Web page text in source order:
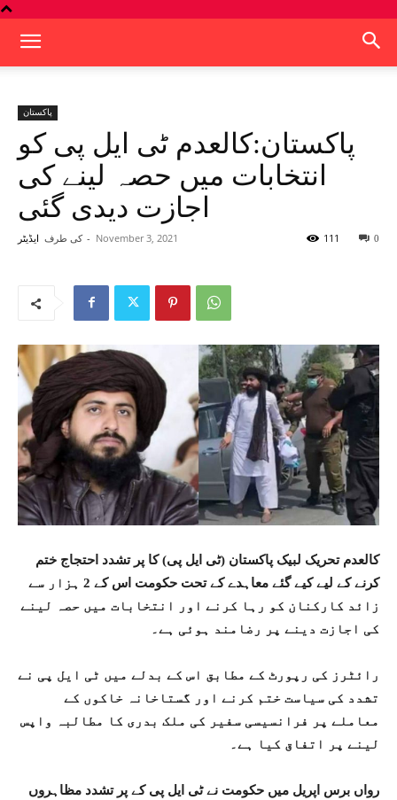
پاکستان
پاکستان:کالعدم ٹی ایل پی کو
انتخابات میں حصہ لینے کی
اجازت دیدی گئی
کی طرف ایڈیٹر - November 3, 2021 0
111
کالعدم تحریک لبیک پاکستان (ٹی ایل پی) کا پر تشدد احتجاج ختم
کرنے کے لیے کیے گئے معاہدے کے تحت حکومت اس کے 2 ہزار سے
زائد کارکنان کو رہا کرنے اور انتخابات میں حصہ لینے
کی اجازت دینے پر رضامند ہوئی ہے۔
رائٹرز کی رپورٹ کے مطابق اس کے بدلے میں ٹی ایل پی نے
تشدد کی سیاست ختم کرنے اور گستاخانہ خاکوں کے
معاملے پر فرانسیسی سفیر کی ملک بدری کا مطالبہ واپس
لینے پر اتفاق کیا ہے۔
رواں برس اپریل میں حکومت نے ٹی ایل پی کے پر تشدد مظاہروں